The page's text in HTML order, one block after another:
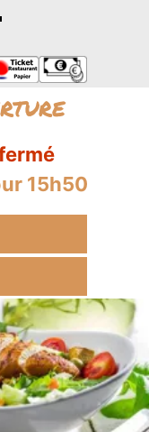
15h50